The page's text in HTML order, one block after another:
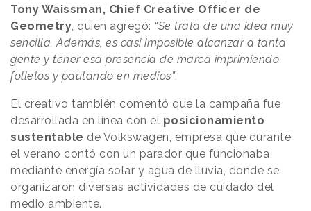
Tony Waissman, Chief Creative Officer de
Geometry, quien agregó: “Se trata de una idea muy
sencilla. Además, es casi imposible alcanzar a tanta
gente y tener esa presencia de marca imprimiendo
folletos y pautando en medios”.
El creativo también comentó que la campaña fue
desarrollada en línea con el posicionamiento
sustentable de Volkswagen, empresa que durante
el verano contó con un parador que funcionaba
mediante energía solar y agua de lluvia, donde se
organizaron diversas actividades de cuidado del
medio ambiente.